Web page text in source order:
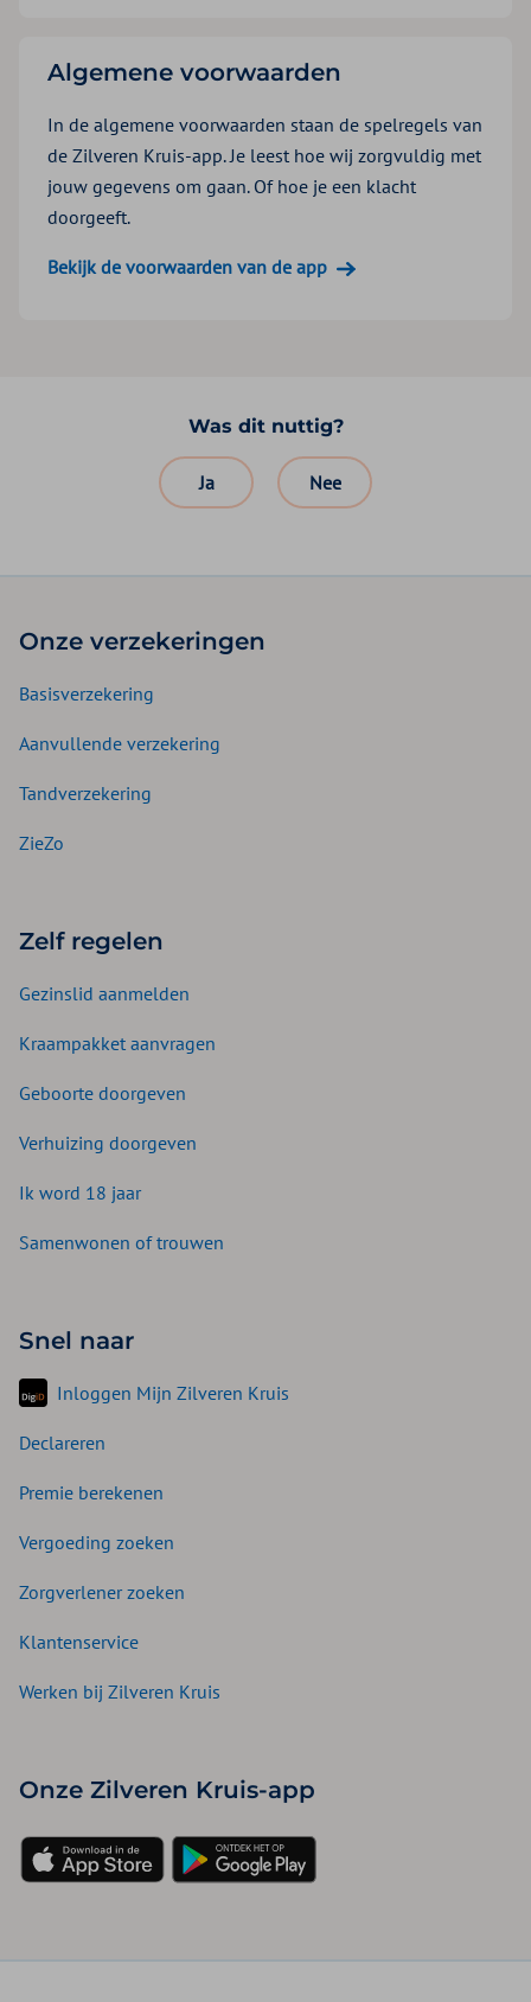
Algemene voorwaarden
In de algemene voorwaarden staan de spelregels van
de Zilveren Kruis-app. Je leest hoe wij zorgvuldig met
jouw gegevens om gaan. Of hoe je een klacht
doorgeeft.
Bekijk de voorwaarden van de app
Was dit nuttig?
Ja Nee
Onze verzekeringen
Basisverzekering
Aanvullende verzekering
Tandverzekering
ZieZo
Zelf regelen
Gezinslid aanmelden
Kraampakket aanvragen
Geboorte doorgeven
Verhuizing doorgeven
Ik word 18 jaar
Samenwonen of trouwen
Snel naar
Inloggen Mijn Zilveren Kruis
Declareren
Premie berekenen
Vergoeding zoeken
Zorgverlener zoeken
Klantenservice
Werken bij Zilveren Kruis
Onze Zilveren Kruis-app